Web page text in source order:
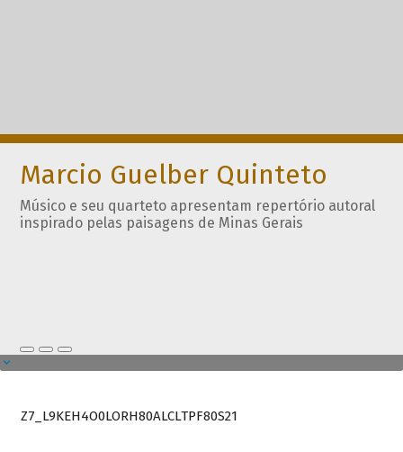
Marcio Guelber Quinteto
Músico e seu quarteto apresentam repertório autoral
inspirado pelas paisagens de Minas Gerais
Z7_L9KEH4O0LORH80ALCLTPF80S21